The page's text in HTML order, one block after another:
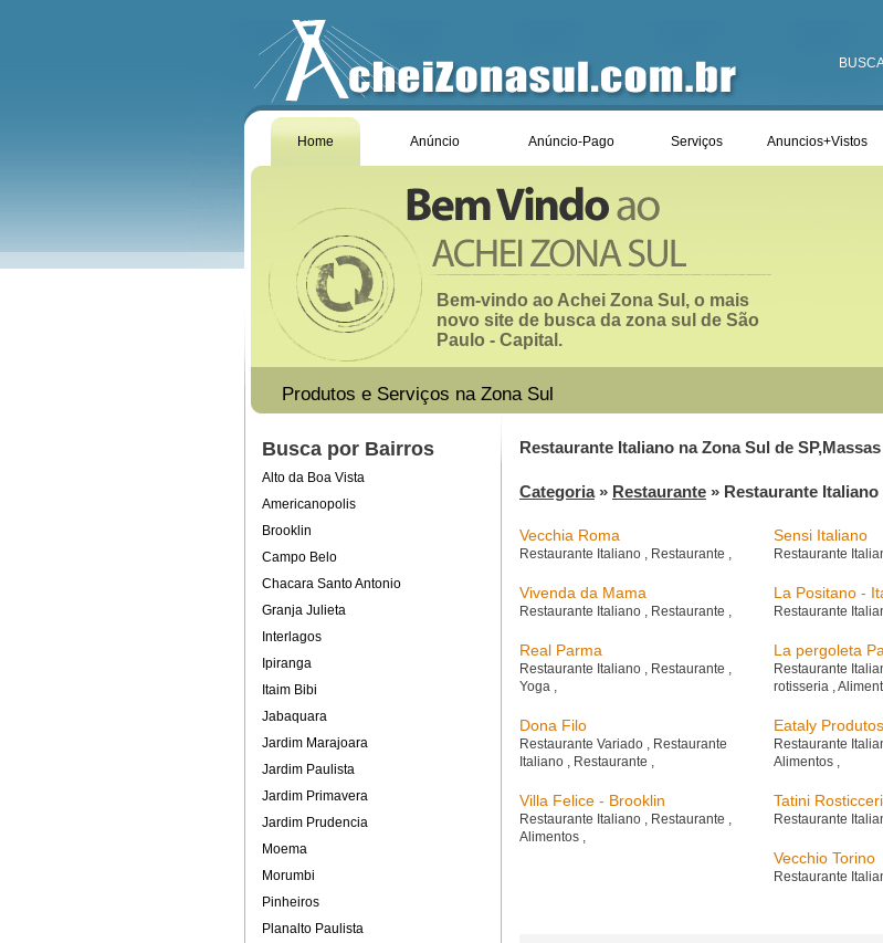
Home Anúncio Anúncio-Pago Serviços Anuncios+Vistos
Bem-vindo ao Achei Zona Sul, o mais
novo site de busca da zona sul de São
Paulo - Capital.
Produtos e Serviços na Zona Sul
Busca por Bairros
Alto da Boa Vista
Americanopolis
Brooklin
Campo Belo
Chacara Santo Antonio
Granja Julieta
Interlagos
Ipiranga
Itaim Bibi
Jabaquara
Jardim Marajoara
Jardim Paulista
Jardim Primavera
Jardim Prudencia
Moema
Morumbi
Pinheiros
Planalto Paulista
Restaurante Italiano na Zona Sul de
Categoria» Restaurante » Restaurante Italiano
Vecchia Roma
Restaurante Italiano , Restaurante ,
Sensi Italiano
Restaurante
Vivenda da Mama
Restaurante Italiano , Restaurante ,
La Positano -
Restaurante
Real Parma
Restaurante Italiano , Restaurante ,
Yoga ,
La pergoleta
Restaurante
rotisseria ,
Dona Filo
Restaurante Variado , Restaurante
Italiano , Restaurante ,
Eataly
Restaurante
Alimentos ,
Villa Felice - Brooklin
Restaurante Italiano , Restaurante ,
Alimentos ,
Tatini
Restaurante
Vecchio Torino
Restaurante